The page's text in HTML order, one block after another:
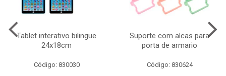
Tablet interativo bilingue
24x18cm
Código: 830030
Suporte com alcas para
porta de armario
Código: 830624